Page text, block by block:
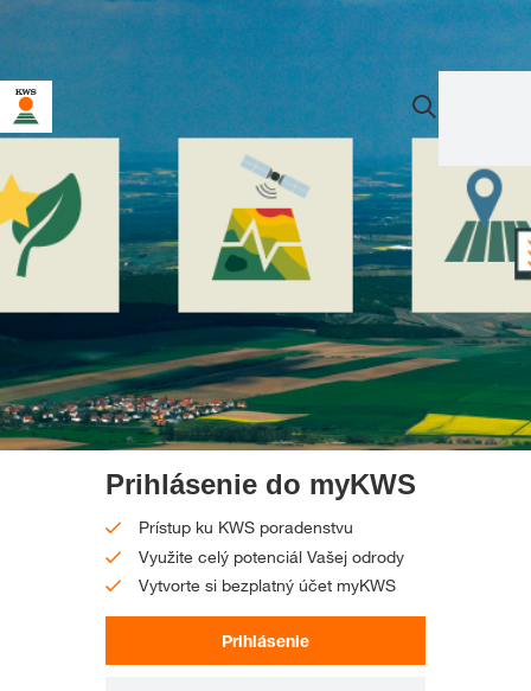
Prihlásenie do myKWS
Prístup ku KWS poradenstvu
Využite celý potenciál Vašej odrody
Vytvorte si bezplatný účet myKWS
Prihlásenie